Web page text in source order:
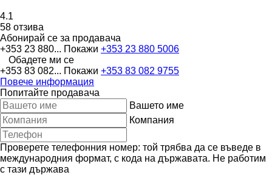
4.1
58 отзива
Абонирай се за продавача
+353 23 880... Покажи +353 23 880 5006
Обадете ми се
+353 83 082... Покажи +353 83 082 9755
Повече информация
Попитайте продавача
Вашето име
Компания
Проверете телефонния номер: той трябва да се въведе в
международния формат, с кода на държавата. Не работим
с тази държава